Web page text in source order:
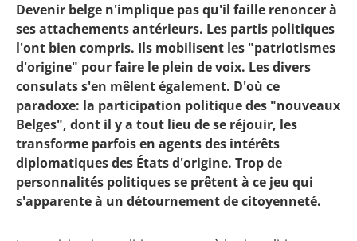
Devenir belge n'implique pas qu'il faille renoncer à
ses attachements antérieurs. Les partis politiques
l'ont bien compris. Ils mobilisent les "patriotismes
d'origine" pour faire le plein de voix. Les divers
consulats s'en mêlent également. D'où ce
paradoxe: la participation politique des "nouveaux
Belges", dont il y a tout lieu de se réjouir, les
transforme parfois en agents des intérêts
diplomatiques des États d'origine. Trop de
personnalités politiques se prêtent à ce jeu qui
s'apparente à un détournement de citoyenneté.